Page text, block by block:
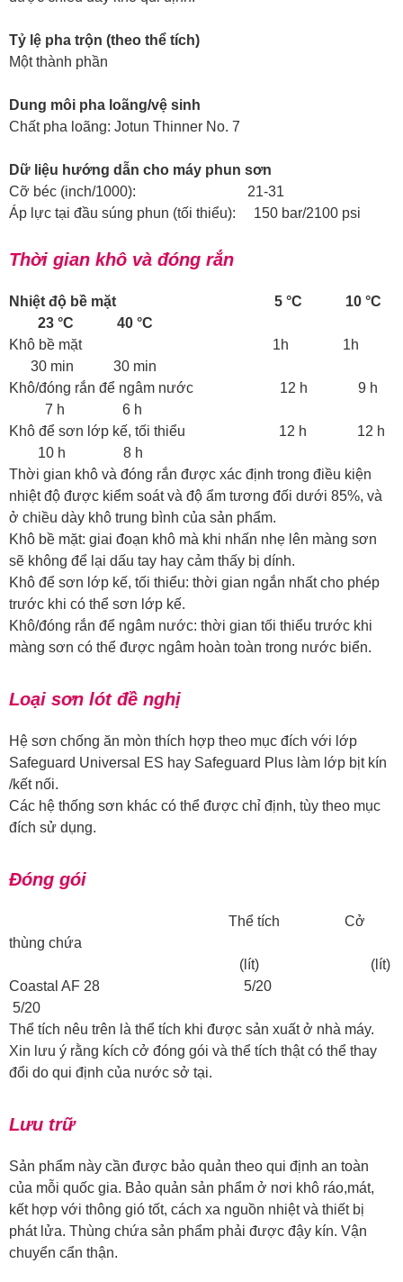
Tỷ lệ pha trộn (theo thể tích)
Một thành phần
Dung môi pha loãng/vệ sinh
Chất pha loãng: Jotun Thinner No. 7
Dữ liệu hướng dẫn cho máy phun sơn
Cỡ béc (inch/1000): 21-31
Áp lực tại đầu súng phun (tối thiểu): 150 bar/2100 psi
Thời gian khô và đóng rắn
Nhiệt độ bề mặt 5 °C 10 °C
23 °C 40 °C
Khô bề mặt 1h 1h
30 min 30 min
Khô/đóng rắn để ngâm nước 12 h 9 h
7 h 6 h
Khô để sơn lớp kế, tối thiểu 12 h 12 h
10 h 8 h
Thời gian khô và đóng rắn được xác định trong điều kiện
nhiệt độ được kiểm soát và độ ẩm tương đối dưới 85%, và
ở chiều dày khô trung bình của sản phẩm.
Khô bề mặt: giai đoạn khô mà khi nhấn nhẹ lên màng sơn
sẽ không để lại dấu tay hay cảm thấy bị dính.
Khô để sơn lớp kế, tối thiểu: thời gian ngắn nhất cho phép
trước khi có thể sơn lớp kế.
Khô/đóng rắn để ngâm nước: thời gian tối thiểu trước khi
màng sơn có thể được ngâm hoàn toàn trong nước biển.
Loại sơn lót đề nghị
Hệ sơn chống ăn mòn thích hợp theo mục đích với lớp
Safeguard Universal ES hay Safeguard Plus làm lớp bịt kín
/kết nối.
Các hệ thống sơn khác có thể được chỉ định, tùy theo mục
đích sử dụng.
Đóng gói
Thể tích Cở
thùng chứa
(lít) (lít)
Coastal AF 28 5/20
5/20
Thể tích nêu trên là thể tích khi được sản xuất ở nhà máy.
Xin lưu ý rằng kích cở đóng gói và thể tích thật có thể thay
đổi do qui định của nước sở tại.
Lưu trữ
Sản phẩm này cần được bảo quản theo qui định an toàn
của mỗi quốc gia. Bảo quản sản phẩm ở nơi khô ráo,mát,
kết hợp với thông gió tốt, cách xa nguồn nhiệt và thiết bị
phát lửa. Thùng chứa sản phẩm phải được đậy kín. Vận
chuyển cẩn thận.